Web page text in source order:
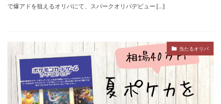
で爆アドを狙えるオリパにて、スパークオリパデビュー […]
当たるオリパ